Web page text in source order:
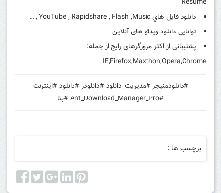
Resume
دانلود فايل هاي YouTube , Rapidshare , Flash ,Music , …
توانایی دانلود ویدئو های آنلاین
پشتیبانی از اکثر مرورگرهای رایج از جمله:
IE,Firefox,Maxthon,Opera,Chrome
#دانلودمنیجر #مدیریت_دانلود #دانلودر #دانلود #اینترنت
#Ant_Download_Manager_Pro #بتا
برچسب ها :